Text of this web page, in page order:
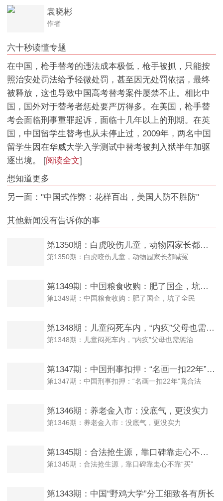
袁晓彬
作者
六十秒读懂专题
在中国，枪手替考的违法成本极低，枪手被抓，只能按
照治安处罚法给予轻微处罚，甚至因无处罚依据，最终
被释放，这也导致中国高考替考案件屡禁不止。相比中
国，国外对于替考者惩处要严厉得多。在美国，枪手替
考会面临刑事重罪起诉，面临十几年以上的刑期。在英
国，中国留学生替考也从未停止过，2009年，两名中国
留学生因在华威大学入学测试中替考被判入狱半年加驱
逐出境。 [阅读全文]
想知道更多
另一面："中国式作弊：花样百出，美国人防不胜防"
其他新闻没有告诉你的事
第1350期：白虎咬伤儿童，动物园家长都喊冤
第1350期：白虎咬伤儿童，动物园家长都喊冤
第1349期：中国粮食收购：肥了国企，坑了全民
第1349期：中国粮食收购：肥了国企，坑了全民
第1348期：儿童闷死车内，“内疚”父母也需惩治
第1348期：儿童闷死车内，“内疚”父母也需惩治
第1347期：中国刑事扣押：“名画一扣22年”竟合法
第1347期：中国刑事扣押：“名画一扣22年”竟合法
第1346期：养老金入市：没底气，更没实力
第1346期：养老金入市：没底气，更没实力
第1345期：合法抢生源，靠口碑靠走心不靠“买”
第1345期：合法抢生源，靠口碑靠走心不靠“买”
第1343期：中国“野鸡大学”分工细致各有所长